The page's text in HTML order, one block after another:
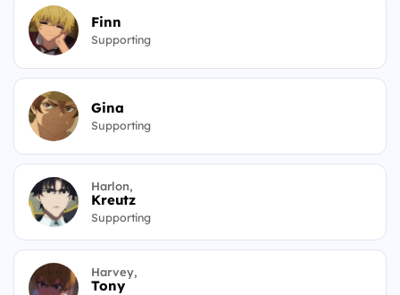
Finn
Supporting
Gina
Supporting
Harlon,
Kreutz
Supporting
Harvey,
Tony